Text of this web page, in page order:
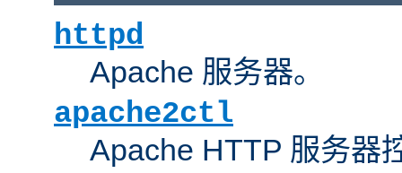
httpd
Apache 服务器。
apache2ctl
Apache HTTP 服务器